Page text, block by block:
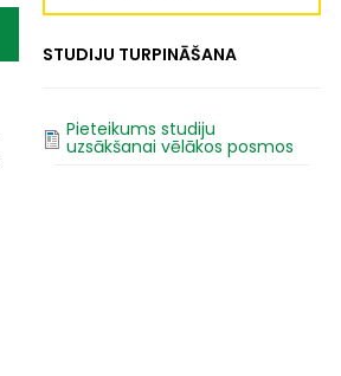
STUDIJU TURPINĀŠANA
Pieteikums studiju
uzsākšanai vēlākos posmos